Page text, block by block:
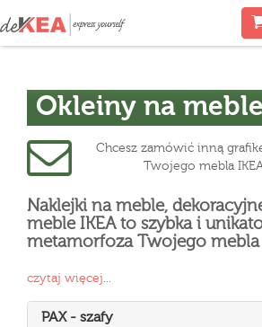
Okleiny na
Chcesz zamówić inną
Twojego mebla
Naklejki na meble,
meble IKEA to szybka i
metamorfoza Twojego mebla
czytaj więcej...
PAX - szafy